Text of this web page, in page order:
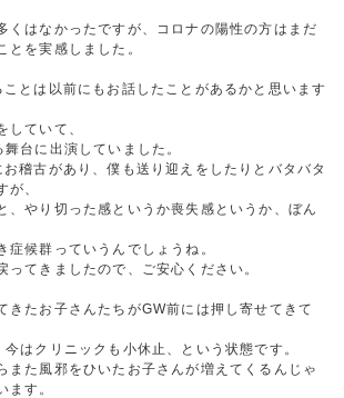
くはなかったですが、コロナの陽性の方はまだ
とを実感しました。
とは以前にもお話したことがあるかと思います
していて、
台に出演していました。
稽古があり、僕も送り迎えをしたりとバタバタ
が、
、やり切った感というか喪失感というか、ぼん
症候群っていうんでしょうね。
ってきましたので、ご安心ください。
きたお子さんたちがGW前には押し寄せてきて
はクリニックも小休止、という状態です。
また風邪をひいたお子さんが増えてくるんじゃ
ます。